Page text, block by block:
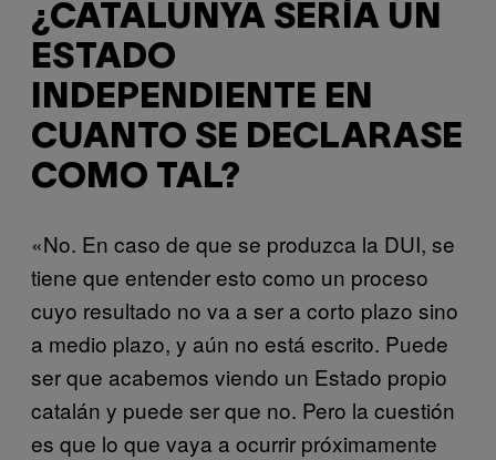
¿CATALUNYA SERÍA UN
ESTADO
INDEPENDIENTE EN
CUANTO SE DECLARASE
COMO TAL?
«No. En caso de que se produzca la DUI, se
tiene que entender esto como un proceso
cuyo resultado no va a ser a corto plazo sino
a medio plazo, y aún no está escrito. Puede
ser que acabemos viendo un Estado propio
catalán y puede ser que no. Pero la cuestión
es que lo que vaya a ocurrir próximamente